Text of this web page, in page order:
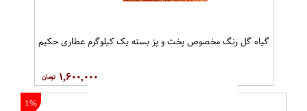
گیاه گل رنگ مخصوص پخت و پز بسته یک کیلوگرم عطاری حکیم
۱,۶۰۰,۰۰۰
1%